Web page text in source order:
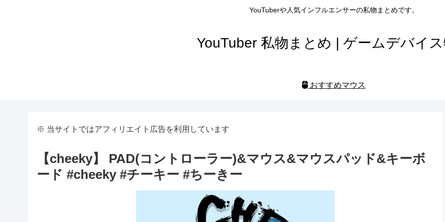
YouTuberや人気インフルエンサーの私物まとめです。
YouTuber 私物まとめ | ゲームデバイ
おすすめマウス
※ 当サイトではアフィリエイト広告を利用しています
【cheeky】 PAD(コントローラー)&マウス&マウスパッド&キーボ
ード #cheeky #チーキー #ちーきー